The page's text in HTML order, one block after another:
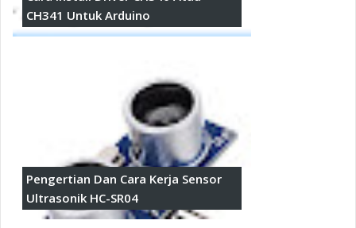
CH341 Untuk Arduino
Pengertian Dan Cara Kerja Sensor
Ultrasonik HC-SR04